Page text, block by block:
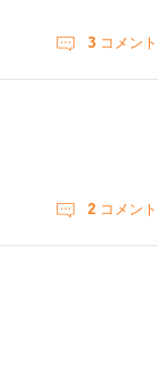
3 コメント
2 コメント